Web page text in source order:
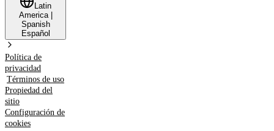
Latin
America|
Spanish
Español
Política de
privacidad
Términos de uso
Propiedad del
sitio
Configuración de
cookies